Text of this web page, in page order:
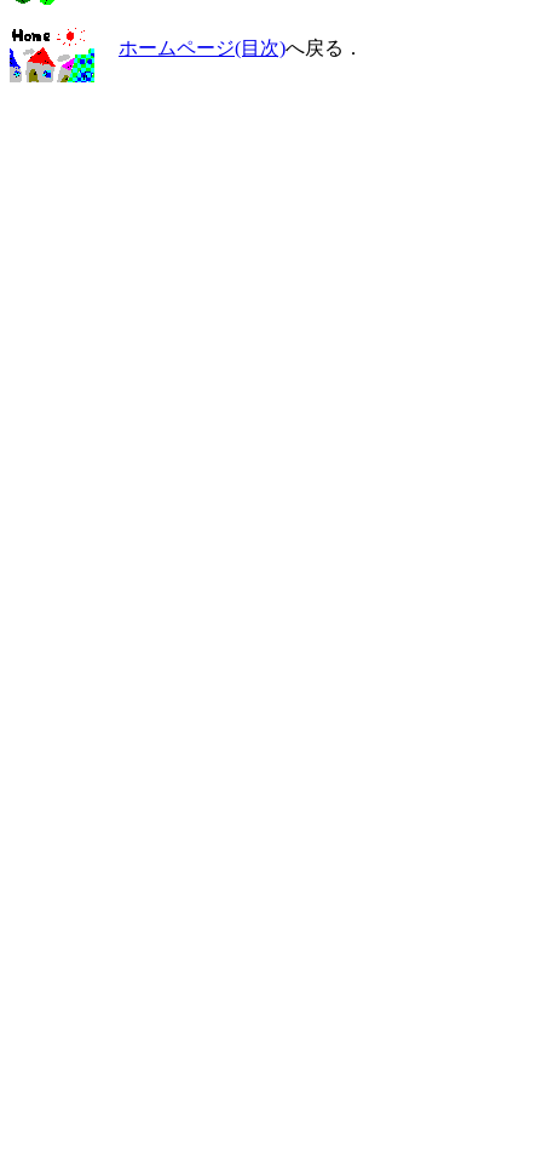
ホームページ(目次)へ戻る．